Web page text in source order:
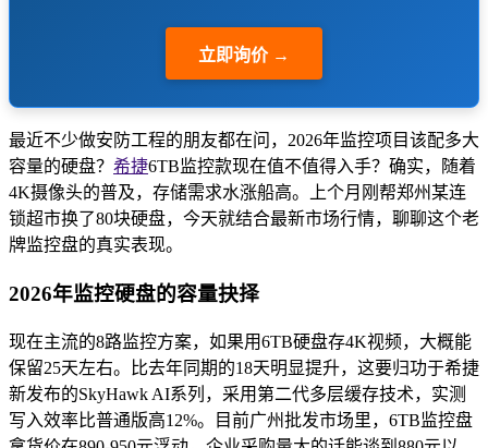
立即询价 →
最近不少做安防工程的朋友都在问，2026年监控项目该配多大
容量的硬盘？ 希捷6TB监控款现在值不值得入手？确实，随着
4K摄像头的普及，存储需求水涨船高。上个月刚帮郑州某连
锁超市换了80块硬盘，今天就结合最新市场行情，聊聊这个老
牌监控盘的真实表现。
2026年监控硬盘的容量抉择
现在主流的8路监控方案，如果用6TB硬盘存4K视频，大概能
保留25天左右。比去年同期的18天明显提升，这要归功于希捷
新发布的SkyHawk AI系列，采用第二代多层缓存技术，实测
写入效率比普通版高12%。目前广州批发市场里，6TB监控盘